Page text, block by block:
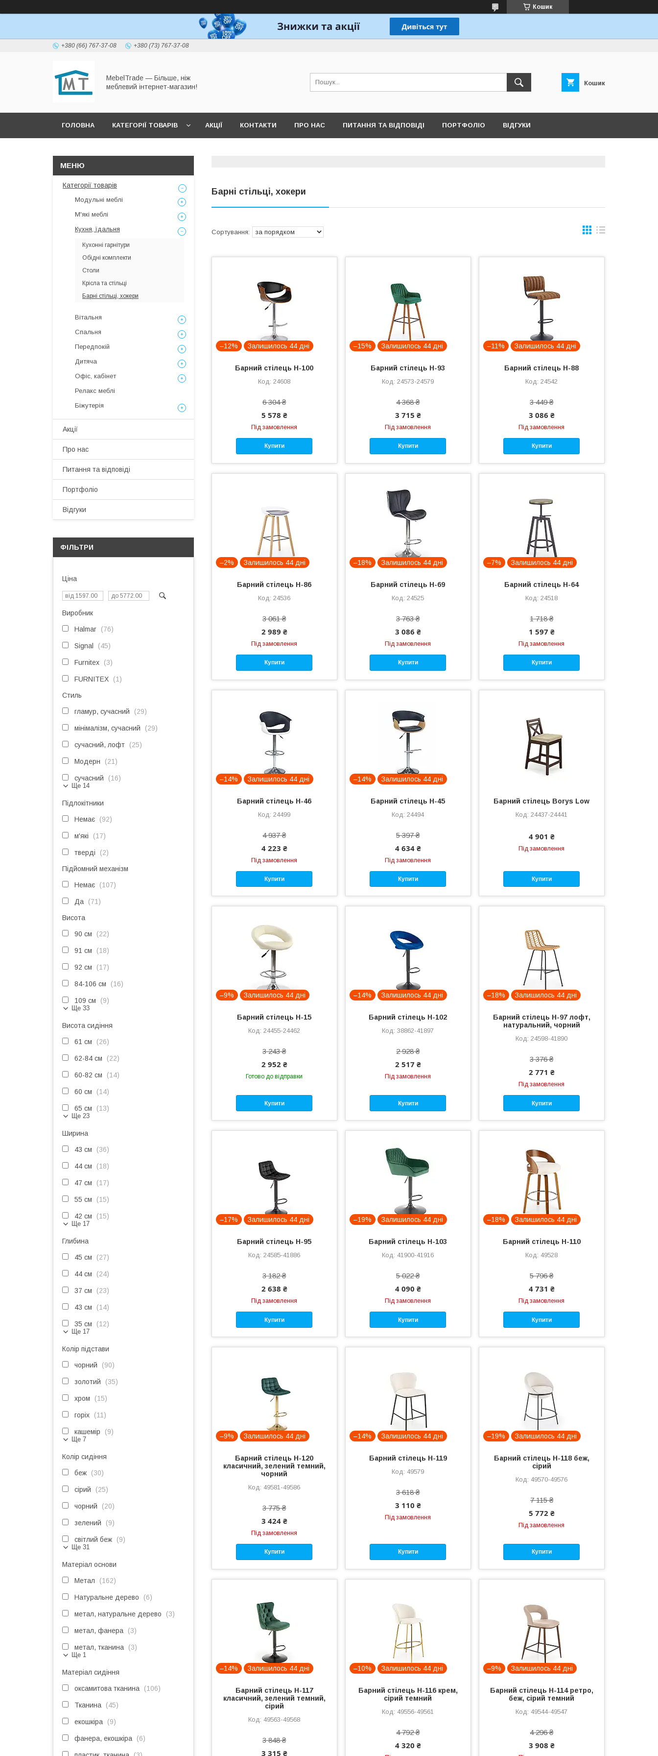
Кошик
+380 (66) 767-37-08 +380 (73) 767-37-08
MebelTrade — Більше, ніж
меблевий інтернет-магазин!
Кошик
ГОЛОВНА КАТЕГОРІЇ ТОВАРІВ АКЦІЇ КОНТАКТИ ПРО НАС ПИТАННЯ ТА ВІДПОВІДІ ПОРТФОЛІО ВІДГУКИ
Барні стільці, хокери
–12% Залишилось 44 дні
Барний стілець H-100
24608
6 304 ₴
5 578 ₴
Під замовлення
Купити
–15% Залишилось 44 дні
Барний стілець H-93
24573-24579
4 368 ₴
3 715 ₴
Під замовлення
Купити
–11% Залишилось 44 дні
Барний стілець H-88
24542
3 449 ₴
3 086 ₴
Під замовлення
Купити
–2% Залишилось 44 дні
Барний стілець H-86
24536
3 061 ₴
2 989 ₴
Під замовлення
Купити
–18% Залишилось 44 дні
Барний стілець H-69
24525
3 763 ₴
3 086 ₴
Під замовлення
Купити
–7% Залишилось 44 дні
Барний стілець H-64
24518
1 718 ₴
1 597 ₴
Під замовлення
Купити
–14% Залишилось 44 дні
Барний стілець H-46
24499
4 937 ₴
4 223 ₴
Під замовлення
Купити
–14% Залишилось 44 дні
Барний стілець H-45
24494
5 397 ₴
4 634 ₴
Під замовлення
Купити
Барний стілець Borys Low
24437-24441
4 901 ₴
Під замовлення
Купити
–9% Залишилось 44 дні
Барний стілець H-15
24455-24462
3 243 ₴
2 952 ₴
Готово до відправки
Купити
–14% Залишилось 44 дні
Барний стілець H-102
38862-41897
2 928 ₴
2 517 ₴
Під замовлення
Купити
–18% Залишилось 44 дні
Барний стілець H-97 лофт,
натуральний, чорний
24598-41890
3 376 ₴
2 771 ₴
Під замовлення
Купити
–17% Залишилось 44 дні
Барний стілець H-95
24585-41886
3 182 ₴
2 638 ₴
Під замовлення
Купити
–19% Залишилось 44 дні
Барний стілець H-103
41900-41916
5 022 ₴
4 090 ₴
Під замовлення
Купити
–18% Залишилось 44 дні
Барний стілець H-110
49528
5 796 ₴
4 731 ₴
Під замовлення
Купити
–9% Залишилось 44 дні
Барний стілець H-120
класичний, зелений темний,
чорний
49581-49586
3 775 ₴
3 424 ₴
Під замовлення
Купити
–14% Залишилось 44 дні
Барний стілець H-119
49579
3 618 ₴
3 110 ₴
Під замовлення
Купити
–19% Залишилось 44 дні
Барний стілець H-118 беж,
сірий
49570-49576
7 115 ₴
5 772 ₴
Під замовлення
Купити
–14% Залишилось 44 дні
Барний стілець H-117
класичний, зелений темний,
сірий
49563-49568
3 848 ₴
3 315 ₴
–10% Залишилось 44 дні
Барний стілець H-116 крем,
сірий темний
49556-49561
4 792 ₴
4 320 ₴
–9% Залишилось 44 дні
Барний стілець H-114 ретро,
беж, сірий темний
49544-49547
4 296 ₴
3 908 ₴
Категорії товарів
Модульні меблі
М'які меблі
Кухня, їдальня
Кухонні гарнітури
Обідні комплекти
Столи
Крісла та стільці
Барні стільці, хокери
Вітальня
Спальня
Передпокій
Дитяча
Офіс, кабінет
Релакс меблі
Біжутерія
Акції
Про нас
Питання та відповіді
Портфоліо
Відгуки
ФІЛЬТРИ
Ціна
Виробник
Halmar 76
Signal 45
Furnitex 3
FURNITEX 1
Стиль
гламур, сучасний 29
мінімалізм, сучасний 29
сучасний, лофт 25
Модерн 21
сучасний 16
Ще 14
Підлокітники
Немає 92
м'які 17
тверді 2
Підйомний механізм
Немає 107
Да 71
Висота
90 см 22
91 см 18
92 см 17
84-106 см 16
109 см 9
Ще 33
Висота сидіння
61 см 26
62-84 см 22
60-82 см 14
60 см 14
65 см 13
Ще 23
Ширина
43 см 36
44 см 18
47 см 17
55 см 15
42 см 15
Ще 17
Глибина
45 см 27
44 см 24
37 см 23
43 см 14
35 см 12
Ще 17
Колір підстави
чорний 90
золотий 35
хром 15
горіх 11
кашемір 9
Ще 7
Колір сидіння
беж 30
сірий 25
чорний 20
зелений 9
світлий беж 9
Ще 31
Матеріал основи
Метал 162
Натуральне дерево 6
метал, натуральне дерево 3
метал, фанера 3
метал, тканина 3
Ще 1
Матеріал сидіння
оксамитова тканина 106
Тканина 45
екошкіра 9
фанера, екошкіра 6